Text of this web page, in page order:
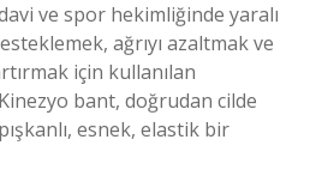
ve spor hekimliğinde yaralı
ağrıyı azaltmak ve
için kullanılan
bant, doğrudan cilde
esnek, elastik bir